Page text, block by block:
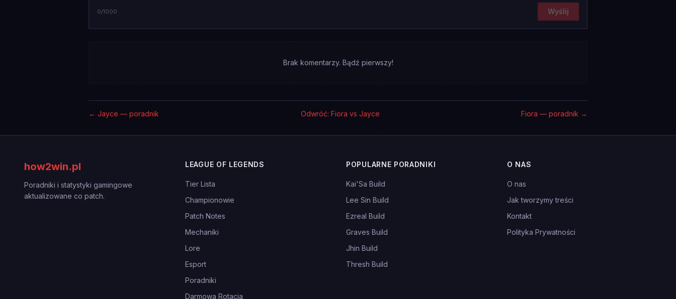
0/1000 Wyślij
Brak komentarzy. Bądź pierwszy!
← Jayce — poradnik Odwróć: Fiora vs Jayce Fiora — poradnik →
how2win.pl
Poradniki i statystyki gamingowe
aktualizowane co patch.
LEAGUE OF LEGENDS
Tier Lista
Championowie
Patch Notes
Mechaniki
Lore
Esport
Poradniki
Darmowa Rotacja
POPULARNE PORADNIKI
Kai'Sa Build
Lee Sin Build
Ezreal Build
Graves Build
Jhin Build
Thresh Build
O NAS
O nas
Jak tworzymy treści
Kontakt
Polityka Prywatności